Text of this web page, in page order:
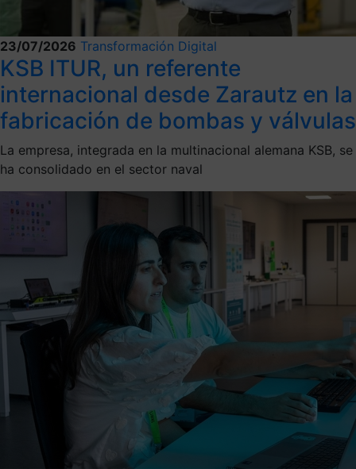
23/07/2026 Transformación Digital
KSB ITUR, un referente
internacional desde Zarautz en la
fabricación de bombas y válvulas
La empresa, integrada en la multinacional alemana KSB, se
ha consolidado en el sector naval